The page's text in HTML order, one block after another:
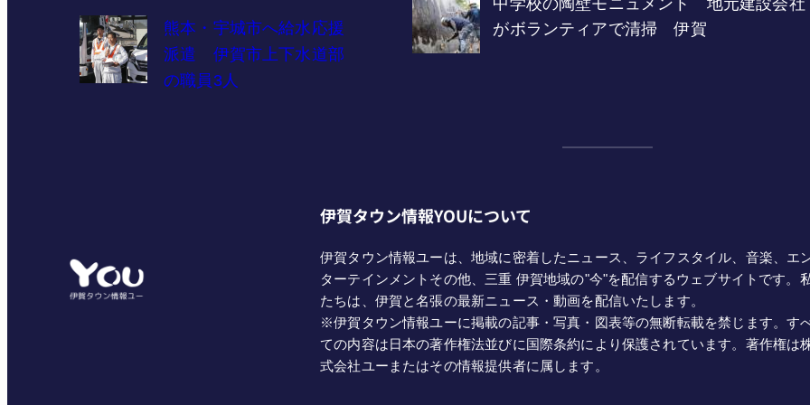
熊本・宇城市へ給水応援
派遣 伊賀市上下水道部
の職員3人
伊賀タウン情報YOUについて
伊賀タウン情報ユーは、地域に密着したニュース、ライフスタイル、音楽、エ
ターテインメントその他、三重 伊賀地域の"今"を配信するウェブサイトです。
たちは、伊賀と名張の最新ニュース・動画を配信いたします。
※伊賀タウン情報ユーに掲載の記事・写真・図表等の無断転載を禁じます。す
ての内容は日本の著作権法並びに国際条約により保護されています。著作権は
式会社ユーまたはその情報提供者に属します。